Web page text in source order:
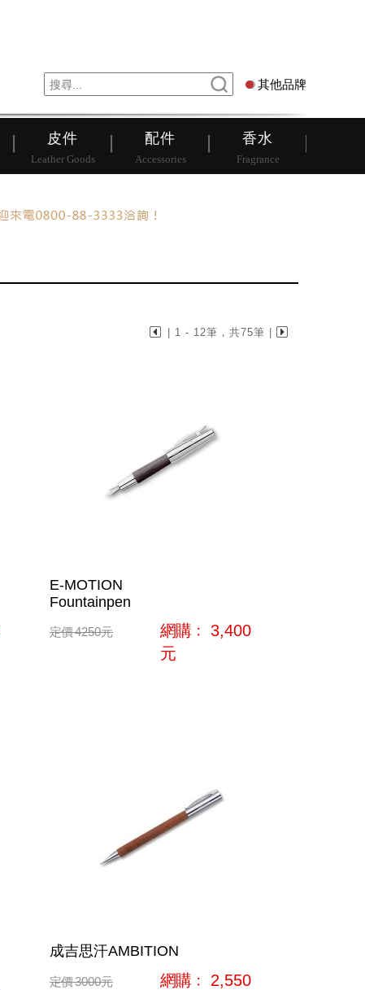
其他品牌
皮件
Leather Goods
配件
Accessories
香水
Fragrance
| 1 - 12筆，共75筆 |
E-MOTION
Fountainpen
定價4250元 網購﹕ 3,400
元
成吉思汗AMBITION
定價3000元 網購﹕ 2,550